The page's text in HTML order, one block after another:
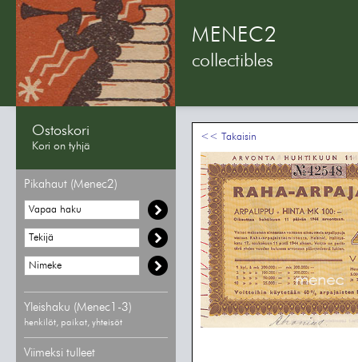
MENEC2
collectibles
Ostoskori
Kori on tyhjä
Pikahaut (Menec2)
Yleishaku (Menec1-3)
henkilöt, paikat, yhteisöt
Viimeksi tulleet
<< Takaisin